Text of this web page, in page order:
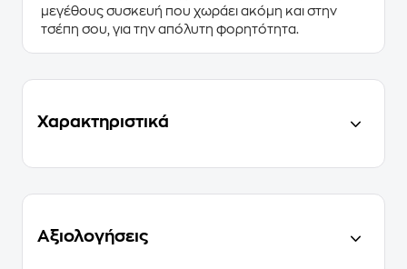
μεγέθους συσκευή που χωράει ακόμη και στην
τσέπη σου, για την απόλυτη φορητότητα.
Χαρακτηριστικά
Αξιολογήσεις